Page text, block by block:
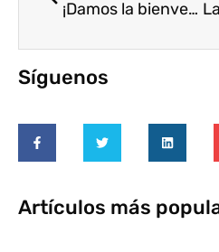
¡Damos la bienvenida a Policía Amigo a Voluntare!
Síguenos
Artículos más